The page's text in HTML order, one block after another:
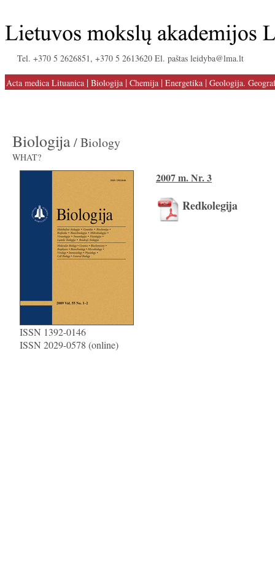
Tel. +370 5 2626851, +370 5 2613620 El. paštas leidyba@lma.lt
Acta medica Lituanica | Biologija | Chemija | Energetika | Geologija.
Biologija/ Biology
WHAT?
ISSN 1392-0146
ISSN 2029-0578 (online)
2007 m. Nr. 3
Redkolegija